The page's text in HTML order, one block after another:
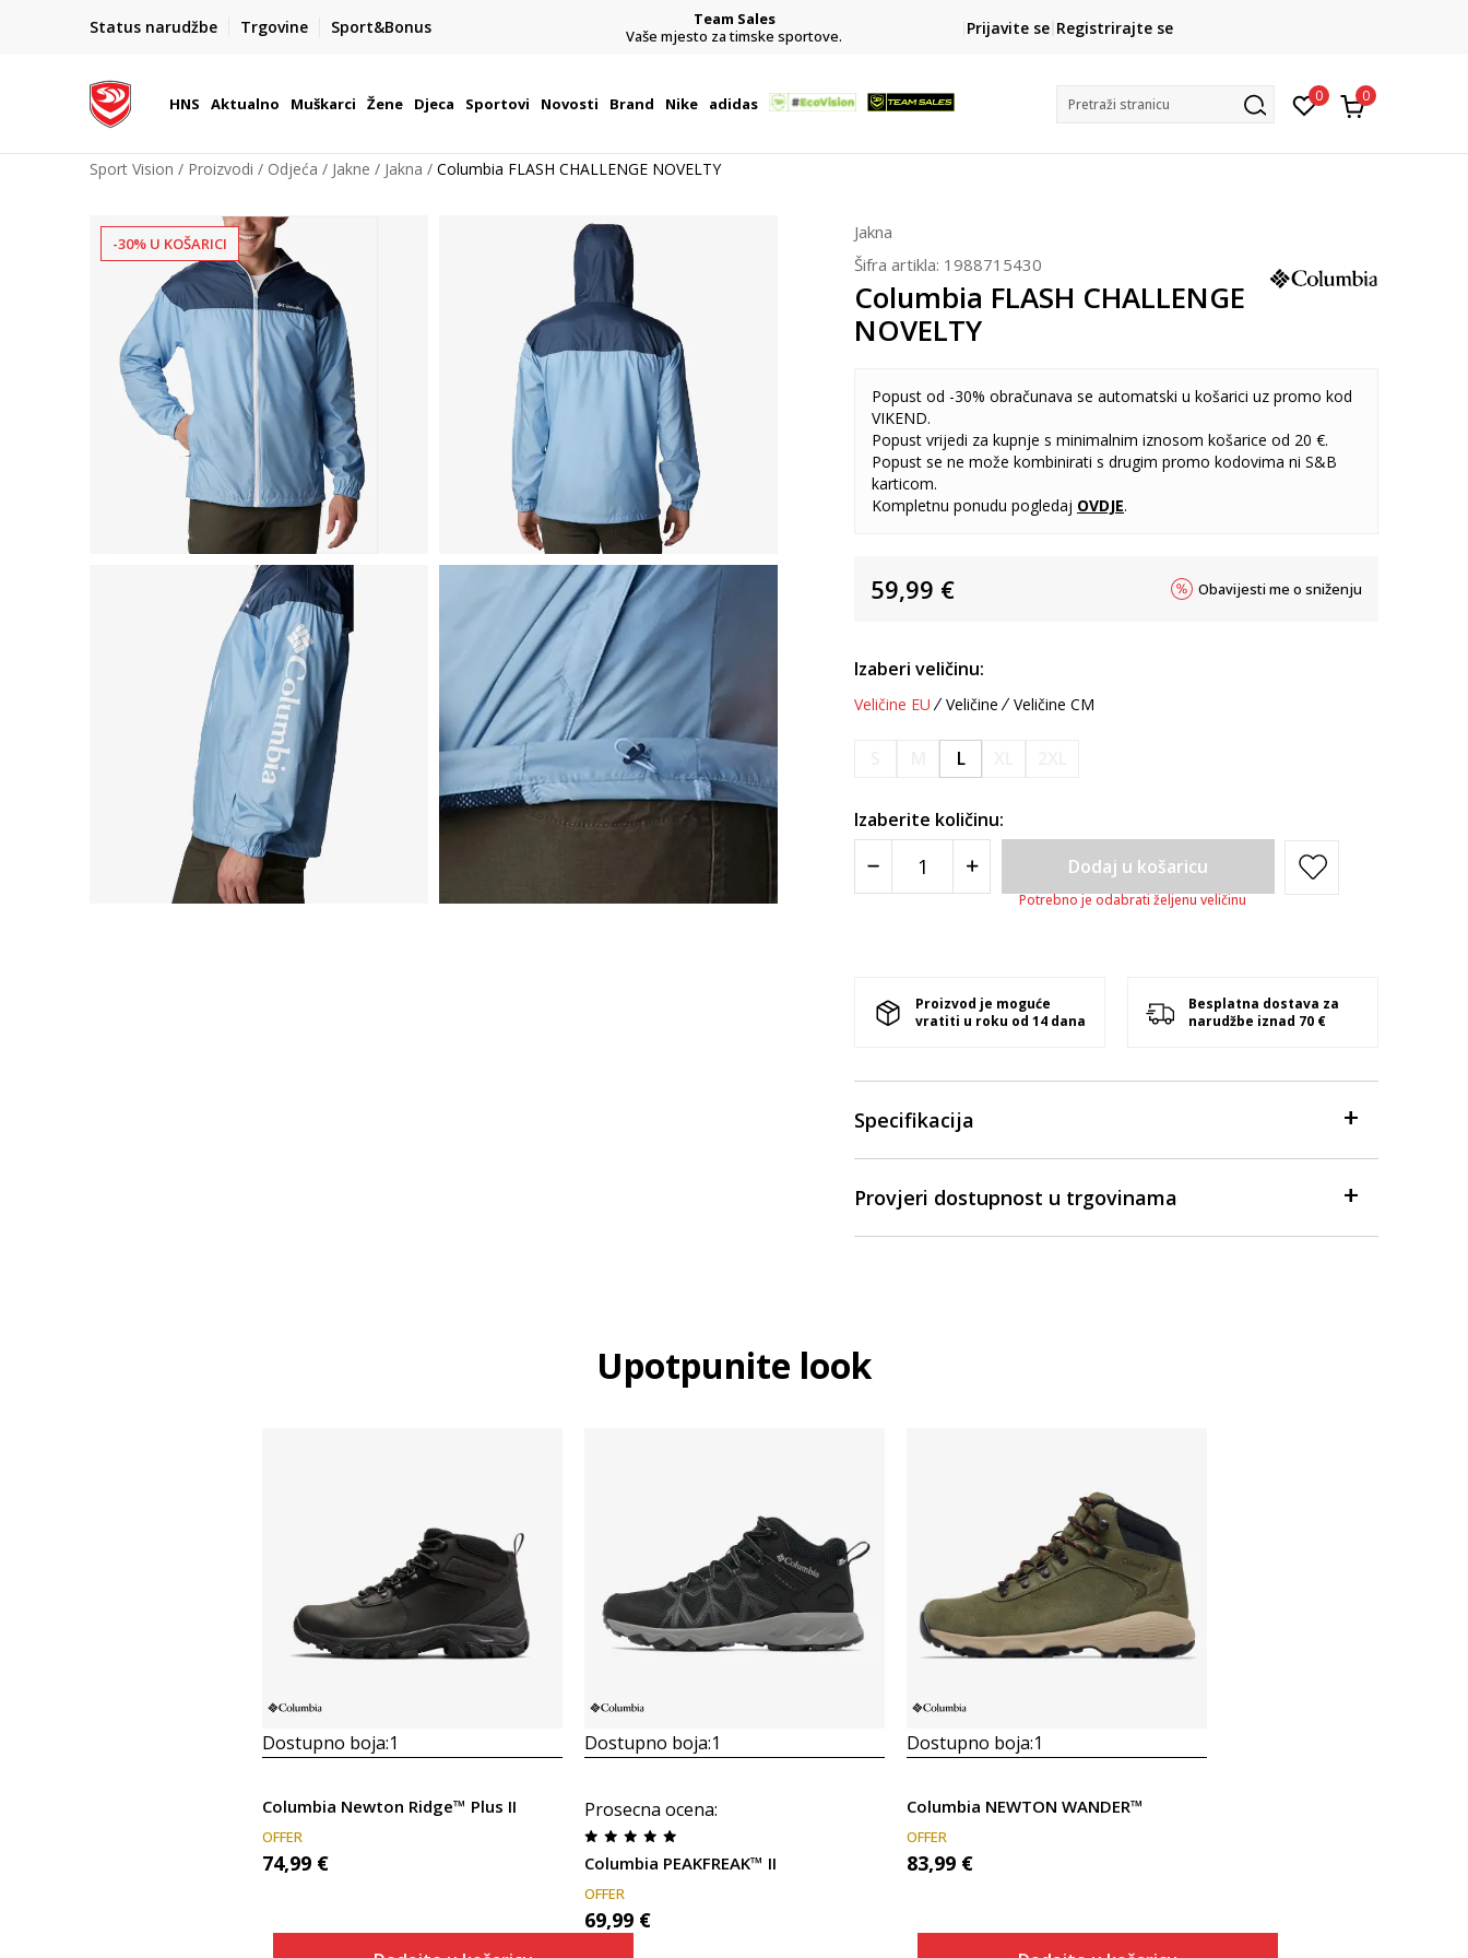
Status narudžbe Trgovine Sport&Bonus
BOX NOW
Dostava 1,50 €
| Više od 800 paketomata u Hrvatskoj
Team Sales
Vaše mjesto za timske sportove.
CLICK& COLLECT
besplatno preuzimanje u trgovini
Prijavite se Registrirajte se
HNS Aktualno Muškarci Žene Djeca Sportovi Novosti Brand Nike adidas Pretraži stranicu 0 0
Sport Vision Proizvodi Odjeća Jakne Jakna Columbia FLASH CHALLENGE NOVELTY
-30% U KOŠARICI
Jakna
Šifra artikla: 1988715430
Columbia FLASH CHALLENGE
NOVELTY
Popust od -30% obračunava se automatski u košarici uz promo kod
VIKEND.
Popust vrijedi za kupnje s minimalnim iznosom košarice od 20 €.
Popust se ne može kombinirati s drugim promo kodovima ni S&B
karticom.
Kompletnu ponudu pogledaj OVDJE.
59,99 € Obavijesti me o sniženju
Izaberi veličinu:
Veličine EU Veličine Veličine CM
L
Izaberite količinu:
Dodaj u košaricu
Potrebno je odabrati željenu veličinu
Proizvod je moguće
vratiti u roku od 14 dana
Besplatna dostava za
narudžbe iznad 70 €
Specifikacija
Provjeri dostupnost u trgovinama
Upotpunite look
Dostupno boja:1
Columbia Newton Ridge™ Plus II
OFFER
74,99 €
Dostupno boja:1
Prosecna ocena:
Columbia PEAKFREAK™ II
OFFER
69,99 €
Dostupno boja:1
Columbia NEWTON WANDER™
OFFER
83,99 €